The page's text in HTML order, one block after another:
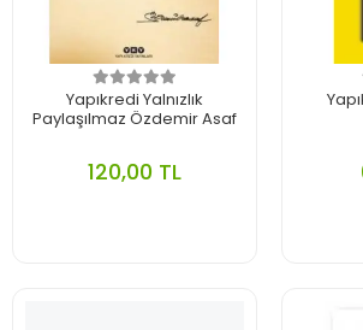
Yapıkredi Yalnızlık
Paylaşılmaz Özdemir Asaf
120,00 TL